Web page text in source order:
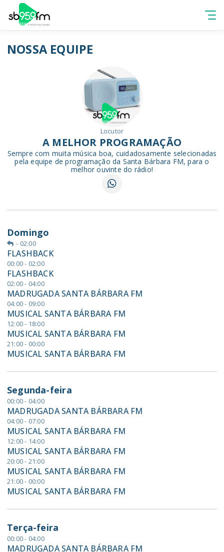
NOSSA EQUIPE
Locutor
A MELHOR PROGRAMAÇÃO
Sempre com muita música boa, cuidadosamente selecionadas
pela equipe de programação da Santa Bárbara FM, para o
melhor ouvinte do rádio!
Domingo
- 02:00
FLASHBACK
00:00 - 02:00
FLASHBACK
02:00 - 04:00
MADRUGADA SANTA BÁRBARA FM
04:00 - 09:00
MUSICAL SANTA BÁRBARA FM
12:00 - 18:00
MUSICAL SANTA BÁRBARA FM
21:00 - 00:00
MUSICAL SANTA BÁRBARA FM
Segunda-feira
00:00 - 04:00
MADRUGADA SANTA BÁRBARA FM
04:00 - 07:00
MUSICAL SANTA BÁRBARA FM
12:00 - 14:00
MUSICAL SANTA BÁRBARA FM
20:00 - 21:00
MUSICAL SANTA BÁRBARA FM
21:00 - 00:00
MUSICAL SANTA BÁRBARA FM
Terça-feira
00:00 - 04:00
MADRUGADA SANTA BÁRBARA FM